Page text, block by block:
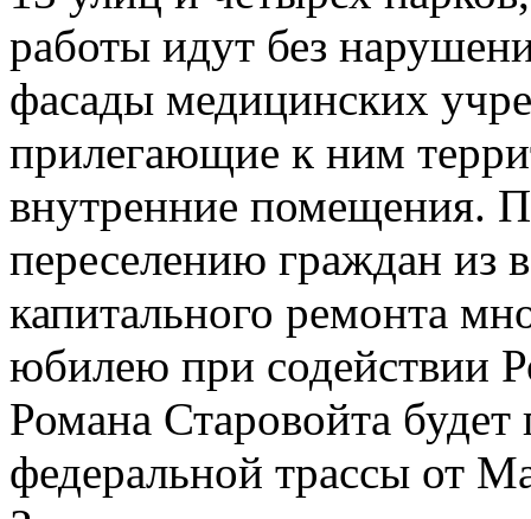
работы идут без
фасады медицинских
прилегающие к ним
внутренние помещения.
переселению граждан из
капитального ремонта
юбилею при содействии
Романа Старовойта
федеральной трассы от